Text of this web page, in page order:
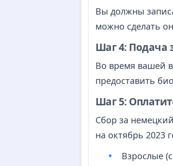
Вы должны
можно сделать
Шаг 4: Подача
Во время вашей
предоставить
Шаг 5:
Сбор за
на октябрь 2023
Взрослые